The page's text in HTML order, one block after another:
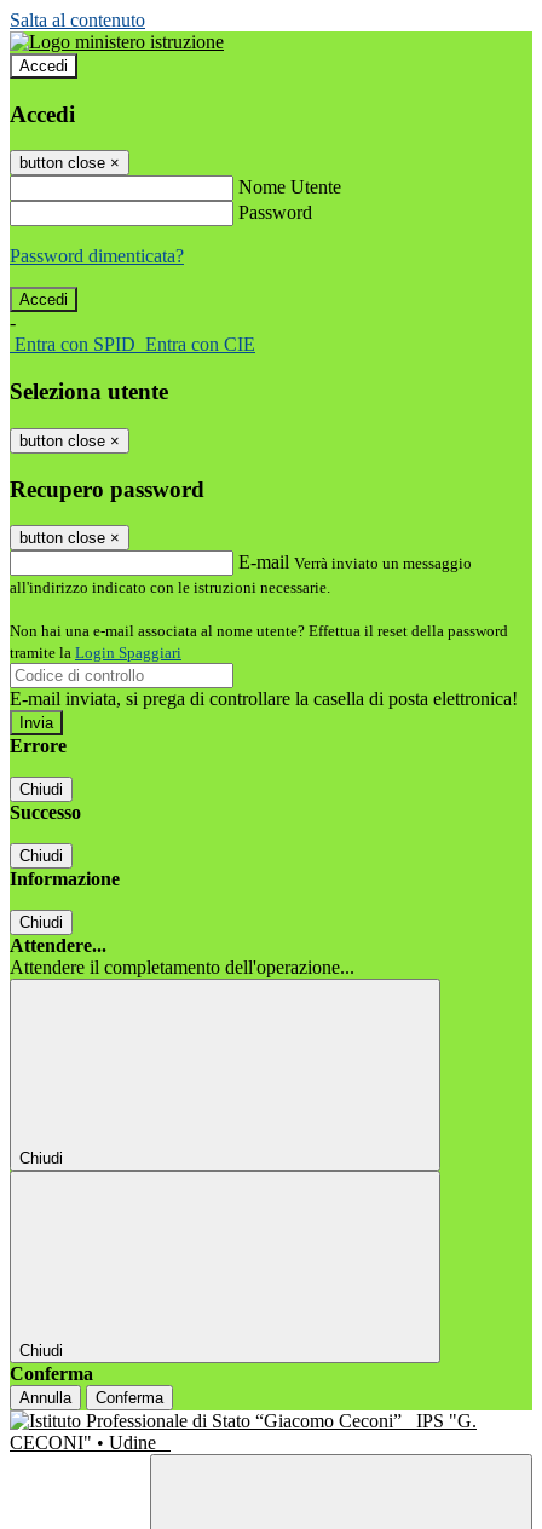
Salta al contenuto
Accedi
Accedi
button close ×
Nome Utente
Password
Password dimenticata?
-
Entra con SPID Entra con CIE
Seleziona utente
button close ×
Recupero password
button close ×
E-mail Verrà inviato un messaggio
all'indirizzo indicato con le istruzioni necessarie.
Non hai una e-mail associata al nome utente? Effettua il reset della password
tramite la Login Spaggiari
E-mail inviata, si prega di controllare la casella di posta elettronica!
Errore
Chiudi
Successo
Chiudi
Informazione
Chiudi
Attendere...
Attendere il completamento dell'operazione...
Chiudi
Chiudi
Conferma
Annulla Conferma
IPS "G.
CECONI" • Udine